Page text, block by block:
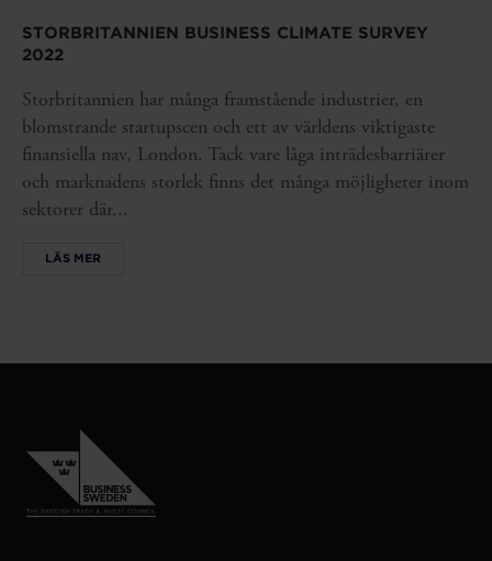
STORBRITANNIEN BUSINESS CLIMATE SURVEY
2022
Storbritannien har många framstående industrier, en
blomstrande startupscen och ett av världens viktigaste
finansiella nav, London. Tack vare låga inträdesbarriärer
och marknadens storlek finns det många möjligheter inom
sektorer där...
LÄS MER